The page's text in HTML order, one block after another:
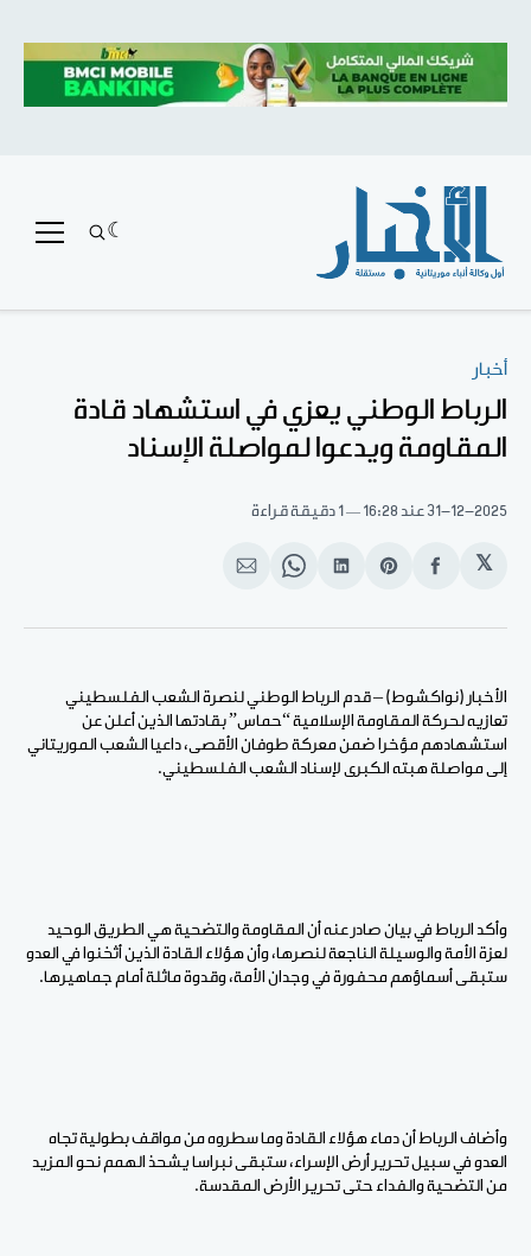
أخبار
الرباط الوطني يعزي في استشهاد قادة
المقاومة ويدعوا لمواصلة الإسناد
31-12-2025 عند 16:28 1 دقيقة قراءة
𝕏
انشر
الفيسبوك
Share
Pinterest
انشر
لينكد
Share
WhatsApp
انشر
الإيميل
الأخبار (نواكشوط) – قدم الرباط الوطني لنصرة الشعب الفلسطيني
تعازيه لحركة المقاومة الإسلامية “حماس” بقادتها الذين أعلن عن
استشهادهم مؤخرا ضمن معركة طوفان الأقصى، داعيا الشعب الموريتاني
إلى مواصلة هبته الكبرى لإسناد الشعب الفلسطيني.
وأكد الرباط في بيان صادر عنه أن المقاومة والتضحية هي الطريق الوحيد
لعزة الأمة والوسيلة الناجعة لنصرها، وأن هؤلاء القادة الذين أثخنوا في العدو
ستبقى أسماؤهم محفورة في وجدان الأمة، وقدوة ماثلة أمام جماهيرها.
وأضاف الرباط أن دماء هؤلاء القادة وما سطروه من مواقف بطولية تجاه
العدو في سبيل تحرير أرض الإسراء، ستبقى نبراسا يشحذ الهمم نحو المزيد
من التضحية والفداء حتى تحرير الأرض المقدسة.